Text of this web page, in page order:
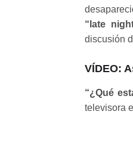
“late
discusión
VÍDEO:
“¿Qué
televisora